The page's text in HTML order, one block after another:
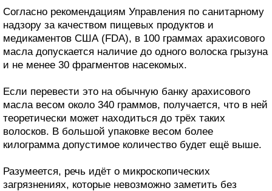
Согласно рекомендациям Управления по санитарному
надзору за качеством пищевых продуктов и
медикаментов США (FDA), в 100 граммах арахисового
масла допускается наличие до одного волоска грызуна
и не менее 30 фрагментов насекомых.
Если перевести это на обычную банку арахисового
масла весом около 340 граммов, получается, что в ней
теоретически может находиться до трёх таких
волосков. В большой упаковке весом более
килограмма допустимое количество будет ещё выше.
Разумеется, речь идёт о микроскопических
загрязнениях, которые невозможно заметить без